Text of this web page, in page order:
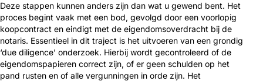
Deze stappen kunnen anders zijn dan wat u gewend bent. Het
proces begint vaak met een bod, gevolgd door een voorlopig
koopcontract en eindigt met de eigendomsoverdracht bij de
notaris. Essentieel in dit traject is het uitvoeren van een grondig
‘due diligence’ onderzoek. Hierbij wordt gecontroleerd of de
eigendomspapieren correct zijn, of er geen schulden op het
pand rusten en of alle vergunningen in orde zijn. Het